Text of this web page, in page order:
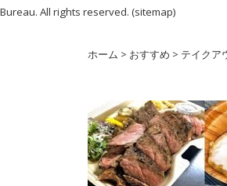
Bureau. All rights reserved. (sitemap)
ホーム > おすすめ > テイクア